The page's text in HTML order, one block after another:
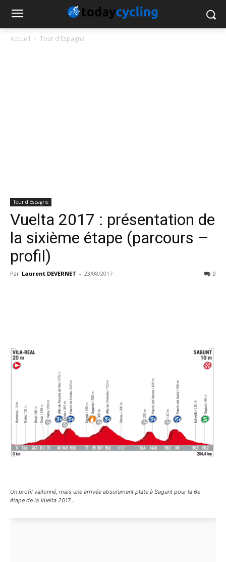
Accueil Tour d'Espagne
Tour d'Espagne
Vuelta 2017 : présentation de
la sixième étape (parcours –
profil)
Par Laurent DEVERNET - 23/08/2017 0
Un profil vallonné, mais une arrivée absolument plate à Sagunt pour la 6e
étape de la Vuelta 2017...